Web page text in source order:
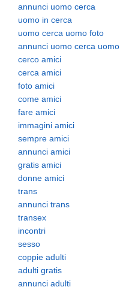
annunci uomo cerca
uomo in cerca
uomo cerca uomo foto
annunci uomo cerca uomo
cerco amici
cerca amici
foto amici
come amici
fare amici
immagini amici
sempre amici
annunci amici
gratis amici
donne amici
trans
annunci trans
transex
incontri
sesso
coppie adulti
adulti gratis
annunci adulti